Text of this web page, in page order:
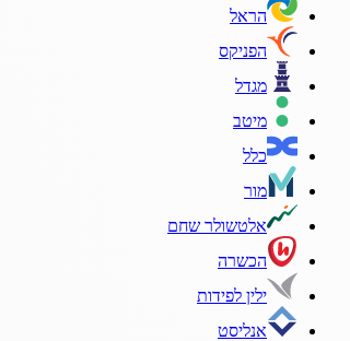
הראל
הפניקס
מגדל
מיטב
כלל
מור
אלטשולר שחם
הכשרה
ילין לפידות
אנליסט